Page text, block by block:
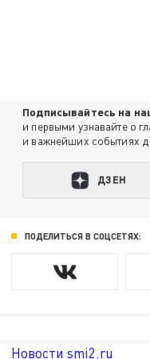
Подписывайтесь на
и первыми узнавайте о
и важнейших событиях
ДЗЕН
ПОДЕЛИТЬСЯ В СОЦСЕТЯХ:
Новости smi2.ru